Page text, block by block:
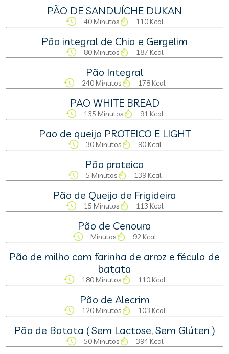
PÃO DE SANDUÍCHE DUKAN
40 Minutos 110 Kcal
Pão integral de Chia e Gergelim
80 Minutos 187 Kcal
Pão Integral
240 Minutos 178 Kcal
PAO WHITE BREAD
135 Minutos 91 Kcal
Pao de queijo PROTEICO E LIGHT
30 Minutos 90 Kcal
Pão proteico
5 Minutos 139 Kcal
Pão de Queijo de Frigideira
15 Minutos 113 Kcal
Pão de Cenoura
Minutos 92 Kcal
Pão de milho com farinha de arroz e fécula de
batata
180 Minutos 110 Kcal
Pão de Alecrim
120 Minutos 103 Kcal
Pão de Batata ( Sem Lactose, Sem Glúten )
50 Minutos 394 Kcal